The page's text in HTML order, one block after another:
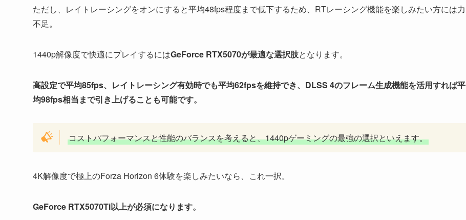
ただし、レイトレーシングをオンにすると平均48fps程度まで低下するため、RTレーシング機能を楽しみたい方には力
不足。
1440p解像度で快適にプレイするにはGeForce RTX5070が最適な選択肢となります。
高設定で平均85fps、レイトレーシング有効時でも平均62fpsを維持でき、DLSS 4のフレーム生成機能を活用すれば平
均98fps相当まで引き上げることも可能です。
コストパフォーマンスと性能のバランスを考えると、1440pゲーミングの最強の選択といえます。
4K解像度で極上のForza Horizon 6体験を楽しみたいなら、これ一択。
GeForce RTX5070Ti以上が必須になります。